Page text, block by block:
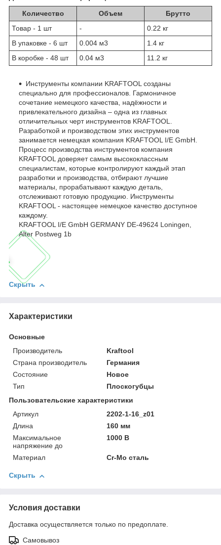
Количество Объем
Брутто
Товар - 1 шт
-
0.22 кг
В упаковке - 6 шт
0.004 м3
1.4 кг
В коробке - 48 шт
0.04 м3 11.2 кг
Инструменты компании KRAFTOOL созданы
специально для профессионалов. Гармоничное
сочетание немецкого качества, надёжности и
привлекательного дизайна – одна из главных
отличительных черт инструментов KRAFTOOL.
Разработкой и производством этих инструментов
занимается немецкая компания KRAFTOOL I/E GmbH.
Процесс производства инструментов компания
KRAFTOOL доверяет самым высококлассным
специалистам, которые контролируют каждый этап
разработки и производства, отбирают лучшие
материалы, прорабатывают каждую деталь,
отслеживают готовую продукцию. Инструменты
KRAFTOOL - настоящее немецкое качество доступное
каждому.
KRAFTOOL I/E GmbH GERMANY DE-49624 Loningen,
Alter Postweg 1b
Скрыть
Характеристики
Основные
Производитель
Kraftool
Страна производитель
Германия
Состояние
Новое
Тип
Плоскогубцы
Пользовательские характеристики
Артикул
2202-1-16_z01
Длина
160 мм
Максимальное
напряжение до
1000 В
Материал Cr-Mo сталь
Скрыть
Условия доставки
Доставка осуществляется только по предоплате.
Самовывоз